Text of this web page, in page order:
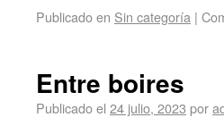
Publicado en Sin categoría |
Entre boires
Publicado el 24 julio, 2023 por